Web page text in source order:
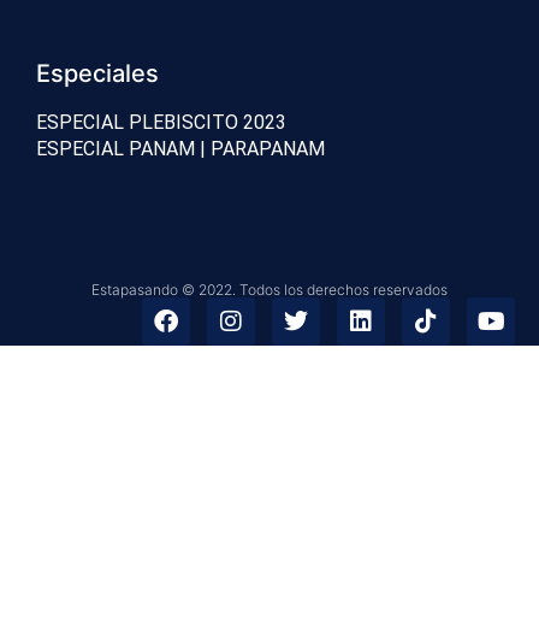
Especiales
ESPECIAL PLEBISCITO 2023
ESPECIAL PANAM | PARAPANAM
Estapasando © 2022. Todos los derechos reservados